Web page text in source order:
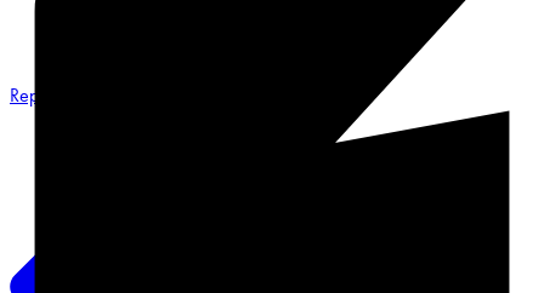
Reply on Twitter 2068548487491551658